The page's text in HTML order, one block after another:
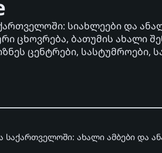
სიახლეები და
ცხოვრება, ბათუმის ახალი
ცენტრები, სასტუმროები,
საქართველოში: ახალი ამბები და